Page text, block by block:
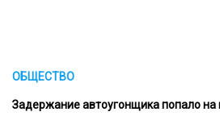
ОБЩЕСТВО
Задержание автоугонщика попало